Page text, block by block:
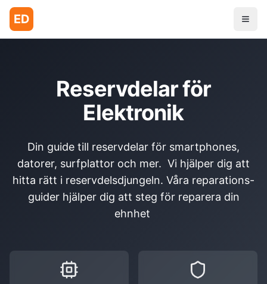
ED
Reservdelar för
Elektronik
Din guide till reservdelar för smartphones,
datorer, surfplattor och mer. Vi hjälper dig att
hitta rätt i reservdelsdjungeln. Våra reparations-
guider hjälper dig att steg för reparera din
ehnhet